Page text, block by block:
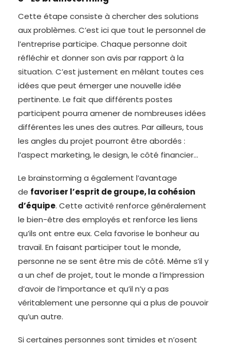
Cette étape consiste à chercher des solutions
aux problèmes. C’est ici que tout le personnel de
l’entreprise participe. Chaque personne doit
réfléchir et donner son avis par rapport à la
situation. C’est justement en mêlant toutes ces
idées que peut émerger une nouvelle idée
pertinente. Le fait que différents postes
participent pourra amener de nombreuses idées
différentes les unes des autres. Par ailleurs, tous
les angles du projet pourront être abordés :
l’aspect marketing, le design, le côté financier…
Le brainstorming a également l’avantage
de favoriser l’esprit de groupe, la cohésion
d’équipe. Cette activité renforce généralement
le bien-être des employés et renforce les liens
qu’ils ont entre eux. Cela favorise le bonheur au
travail. En faisant participer tout le monde,
personne ne se sent être mis de côté. Même s’il y
a un chef de projet, tout le monde a l’impression
d’avoir de l’importance et qu’il n’y a pas
véritablement une personne qui a plus de pouvoir
qu’un autre.
Si certaines personnes sont timides et n’osent